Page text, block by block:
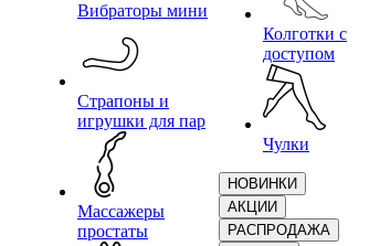
Вибраторы мини
Страпоны и
игрушки для пар
Массажеры
простаты
Колготки с
доступом
Чулки
НОВИНКИ
АКЦИИ
РАСПРОДАЖА